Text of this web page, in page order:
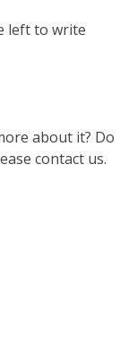
left to write
about it? Do
contact us.